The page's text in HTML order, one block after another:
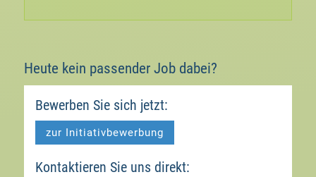
Heute kein passender Job dabei?
Bewerben Sie sich jetzt:
zur Initiativbewerbung
Kontaktieren Sie uns direkt: